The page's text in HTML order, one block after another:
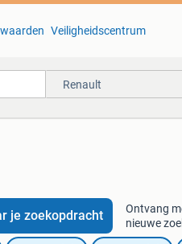
Veiligheidscentrum
Renault
je zoekopdracht
Ontvang
nieuwe